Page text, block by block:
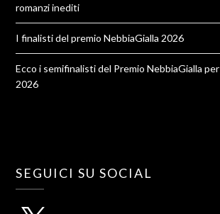
romanzi inediti
I finalisti del premio NebbiaGialla 2026
Ecco i semifinalisti del Premio NebbiaGialla
2026
SEGUICI SU SOCIAL